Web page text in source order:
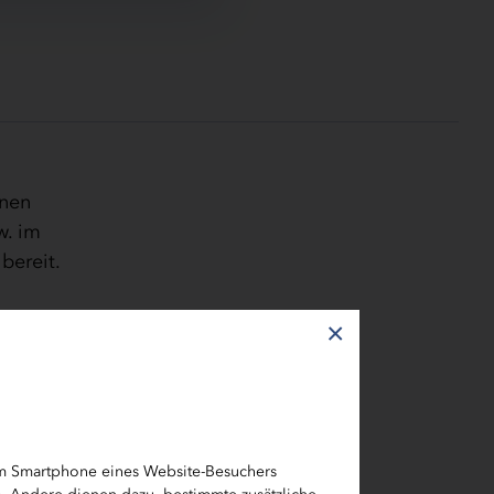
eines Website-Besuchers
×
im
Alle